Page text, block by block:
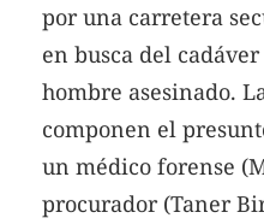
por una carretera
en busca del
hombre asesinado.
componen el
un médico forense
procurador (Taner